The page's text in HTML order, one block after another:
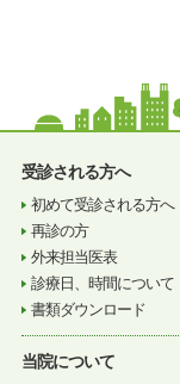
受診される方へ
初めて受診される方へ
再診の方
外来担当医表
診療日、時間について
書類ダウンロード
当院について